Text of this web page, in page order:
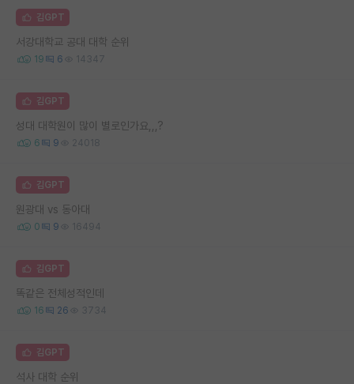
김GPT
서강대학교 공대 대학 순위
19 6 14347
김GPT
성대 대학원이 많이 별로인가요,,,?
6 9 24018
김GPT
원광대 vs 동아대
0 9 16494
김GPT
똑같은 전체성적인데
16 26 3734
김GPT
석사 대학 순위